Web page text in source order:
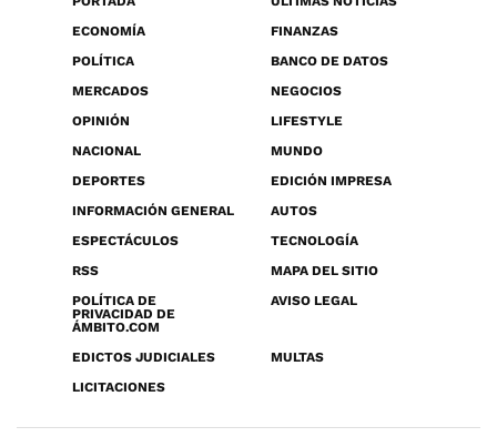
ECONOMÍA
FINANZAS
POLÍTICA
BANCO DE DATOS
MERCADOS
NEGOCIOS
OPINIÓN
LIFESTYLE
NACIONAL
MUNDO
DEPORTES
EDICIÓN IMPRESA
INFORMACIÓN GENERAL
AUTOS
ESPECTÁCULOS
TECNOLOGÍA
RSS
MAPA DEL SITIO
POLÍTICA DE
PRIVACIDAD DE
ÁMBITO.COM
AVISO LEGAL
EDICTOS JUDICIALES
MULTAS
LICITACIONES